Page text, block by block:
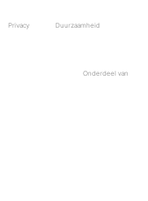
Privacy Duurzaamheid
Onderdeel van